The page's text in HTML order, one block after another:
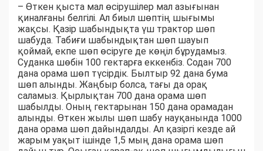
– Өткен қыста мал өсірушілер мал азығынан
қиналғаны белгілі. Ал биыл шөптің шығымы
жақсы. Қазір шабындықта үш трактор шөп
шабуда. Табиғи шабындықтан шөп шауып
қоймай, екпе шөп өсіруге де көңіл бұрудамыз.
Суданка шөбін 100 гектарға еккенбіз. Содан 700
дана орама шөп түсірдік. Былтыр 92 дана бума
шөп алынды. Жаңбыр болса, тағы да орақ
саламыз. Қырлықтан 700 дана орама шөп
шабылды. Оның гектарынан 150 дана орамадан
алынды. Өткен жылы шөп шабу науқанында 1000
дана орама шөп дайындалды. Ал қазіргі кезде ай
жарым уақыт ішінде 1,5 мың дана орама шөп